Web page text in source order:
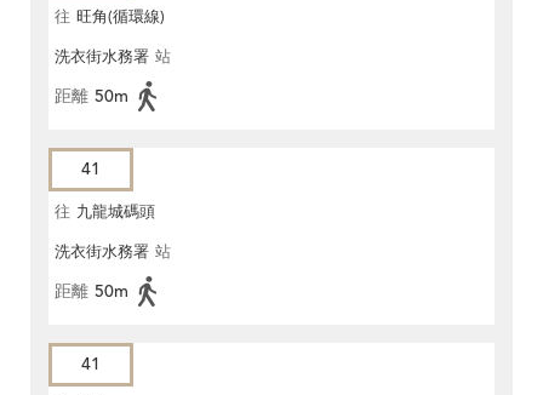
往 旺角(循環線)
洗衣街水務署 站
距離 50m
41
往 九龍城碼頭
洗衣街水務署 站
距離 50m
41